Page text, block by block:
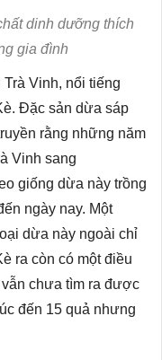
dinh dưỡng thích
gia đình
Vinh, nổi tiếng
Đặc sản dừa sáp
rằng những năm
Vinh sang
giống dừa này trồng
ngày nay. Một
dừa này ngoài chỉ
ra còn có một điều
chưa tìm ra được
đến 15 quả nhưng